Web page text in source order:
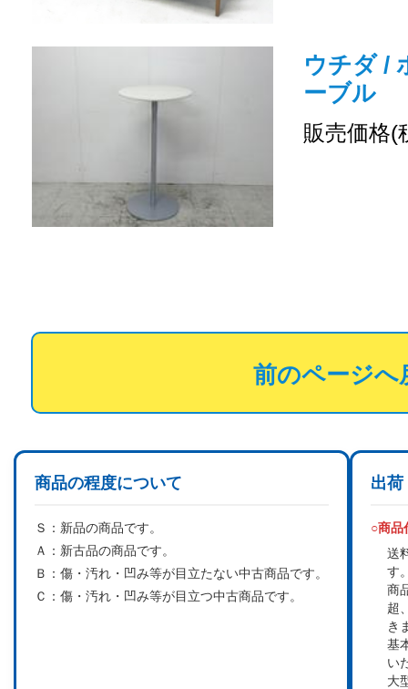
ウチダ /
ーブル
販売価格(
前のページへ
商品の程度について
Ｓ： 新品の商品です。
Ａ： 新古品の商品です。
Ｂ： 傷・汚れ・凹み等が目立たない中古商品です。
Ｃ： 傷・汚れ・凹み等が目立つ中古商品です。
出荷
○商品
送
す
商
超
き
基
い
大